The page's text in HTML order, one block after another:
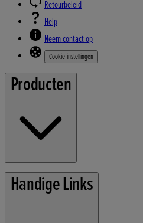
Retourbeleid
Help
Neem contact op
Cookie-instellingen
Producten
Grasmaaiers
Tuingereedschap
Handige Links